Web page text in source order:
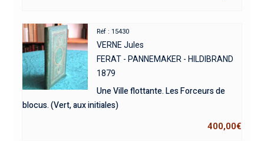
Réf : 15430
VERNE Jules
FERAT - PANNEMAKER - HILDIBRAND
1879
Une Ville flottante. Les Forceurs de
blocus. (Vert, aux initiales)
400,00€